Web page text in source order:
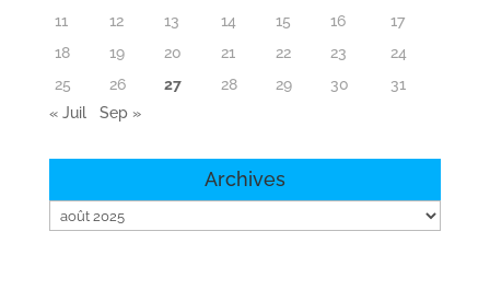
11
12 13 14 15 16
17
18
19 20 21 22 23
24
25
26 27 28 29 30
31
« Juil
Sep »
Archives
Archives